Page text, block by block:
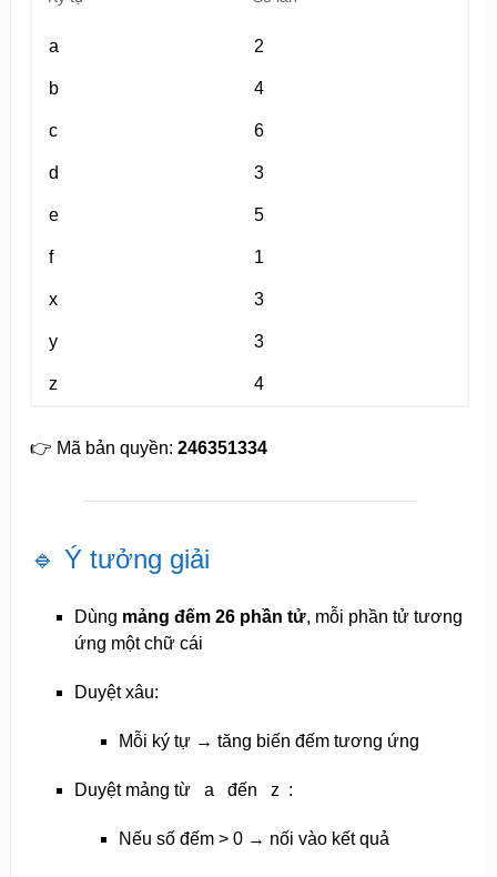
a 2
b 4
c 6
d 3
e 5
f 1
x 3
y 3
z 4
👉 Mã bản quyền: 246351334
🔹 Ý tưởng giải
Dùng mảng đếm 26 phần tử, mỗi phần tử tương
ứng một chữ cái
Duyệt xâu:
Mỗi ký tự → tăng biến đếm tương ứng
Duyệt mảng từ a đến z :
Nếu số đếm > 0 → nối vào kết quả